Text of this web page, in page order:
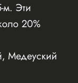
м. Эти
20%
Медеуский